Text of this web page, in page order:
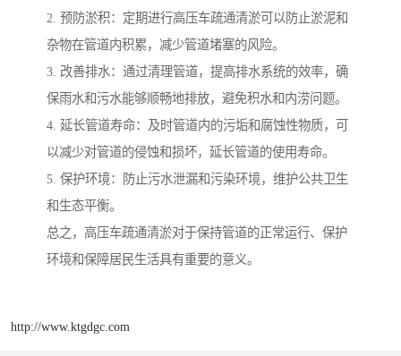
2. 预防淤积：定期进行高压车疏通清淤可以防止淤泥和
杂物在管道内积累，减少管道堵塞的风险。
3. 改善排水：通过清理管道，提高排水系统的效率，确
保雨水和污水能够顺畅地排放，避免积水和内涝问题。
4. 延长管道寿命：及时管道内的污垢和腐蚀性物质，可
以减少对管道的侵蚀和损坏，延长管道的使用寿命。
5. 保护环境：防止污水泄漏和污染环境，维护公共卫生
和生态平衡。
总之，高压车疏通清淤对于保持管道的正常运行、保护
环境和保障居民生活具有重要的意义。
http://www.ktgdgc.com